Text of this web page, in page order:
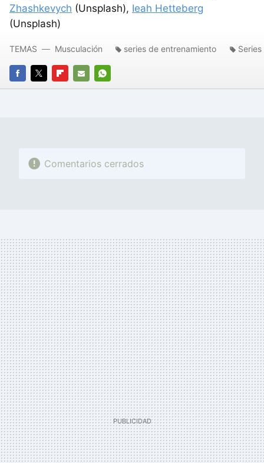
Zhashkevych (Unsplash), Ieah Hetteberg
(Unsplash)
FACEBOOK
TWITTERFLIPBOARD
E-
WHATSAPP
TEMAS Musculación series de entrenamiento Series
Comentarios cerrados